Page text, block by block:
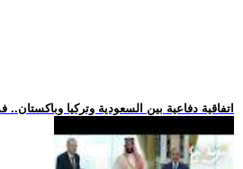
.. اتفاقية دفاعية بين السعودية وتركيا وباكستان..